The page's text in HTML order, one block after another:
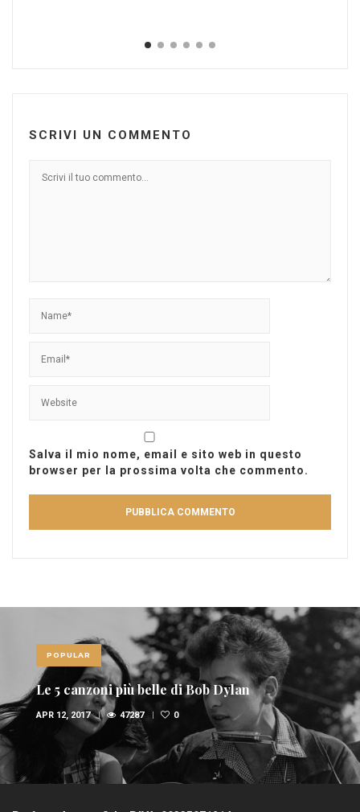
SCRIVI UN COMMENTO
Salva il mio nome, email e sito web in questo
browser per la prossima volta che commento.
POPULAR
Le 5 canzoni più belle di Bob Dylan
APR 12, 2017 47287 0